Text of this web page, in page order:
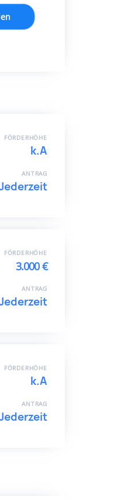
FÖRDERHÖHE
k.A
ANTRAG
FÖRDERHÖHE
3.000 €
ANTRAG
FÖRDERHÖHE
k.A
ANTRAG